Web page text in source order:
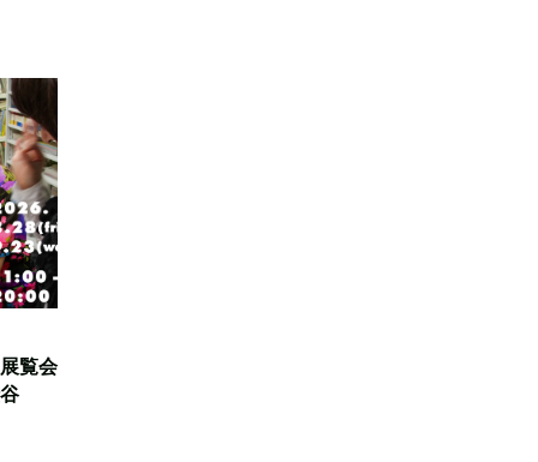
覧会